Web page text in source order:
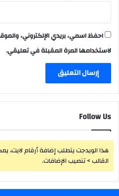
احفظ اسمي، بريدي الإلكتروني،
لاستخدامها المرة المقبلة في تعليقي.
Follow Us
هذا الويدجت يتطلب إضافة أرقام لايت،
القالب > تنصيب الإضافات.